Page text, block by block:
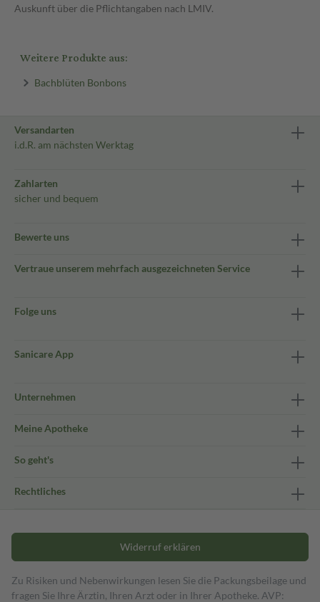
Auskunft über die Pflichtangaben nach LMIV.
Weitere Produkte aus:
Bachblüten Bonbons
Versandarten
i.d.R. am nächsten Werktag
Zahlarten
sicher und bequem
Bewerte uns
Vertraue unserem mehrfach ausgezeichneten Service
Folge uns
Sanicare App
Unternehmen
Meine Apotheke
So geht's
Rechtliches
Widerruf erklären
Zu Risiken und Nebenwirkungen lesen Sie die Packungsbeilage und
fragen Sie Ihre Ärztin, Ihren Arzt oder in Ihrer Apotheke. AVP: